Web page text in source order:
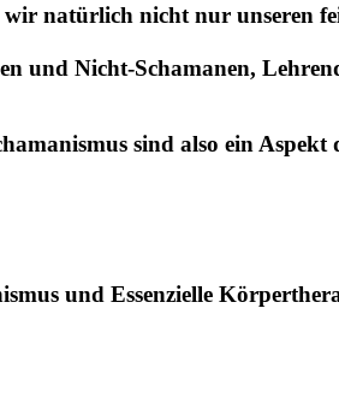
natürlich nicht nur unseren
und Nicht-Schamanen,
sind also ein Aspekt
und Essenzielle